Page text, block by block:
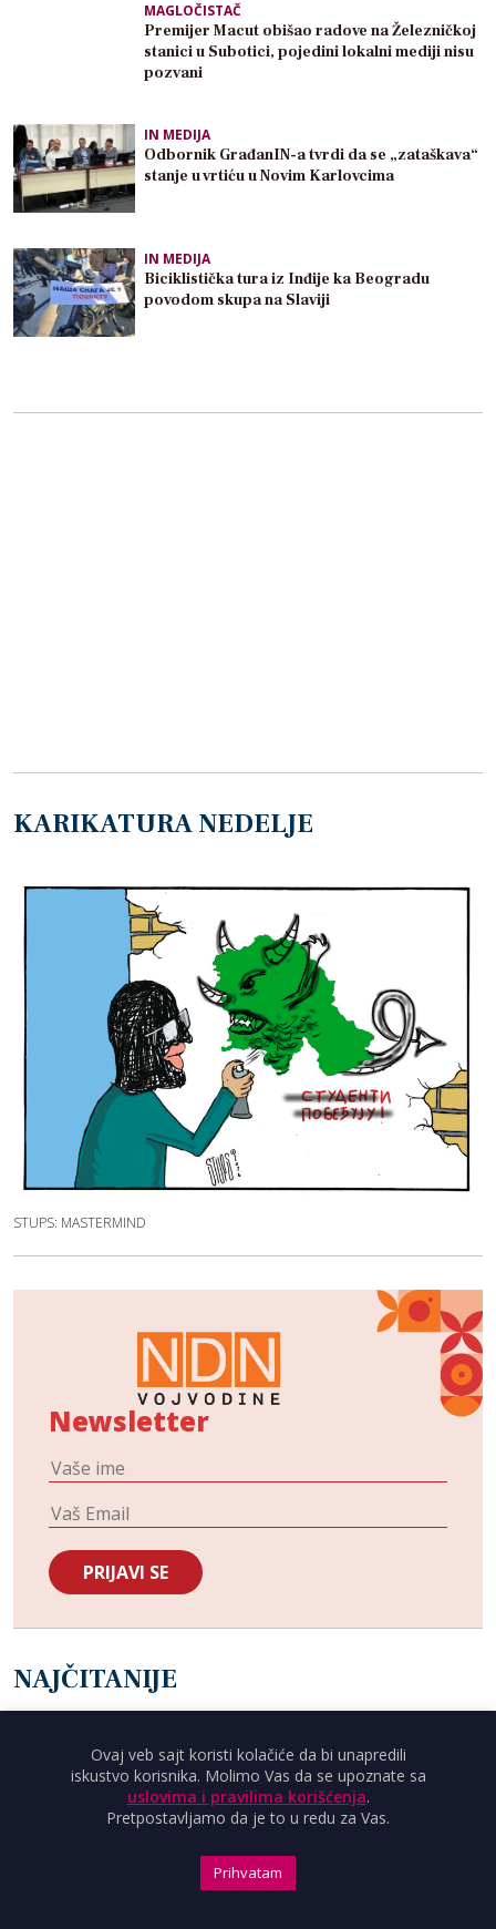
MAGLOČISTAČ
Premijer Macut obišao radove na Železničkoj
stanici u Subotici, pojedini lokalni mediji nisu
pozvani
IN MEDIJA
Odbornik GrađanIN-a tvrdi da se „zataškava“
stanje u vrtiću u Novim Karlovcima
IN MEDIJA
Biciklistička tura iz Inđije ka Beogradu
povodom skupa na Slaviji
KARIKATURA NEDELJE
STUPS: MASTERMIND
Newsletter
NAJČITANIJE
U petak u Srebrenici međunarodna konferencija o
proučavanju genocida
Ovaj veb sajt koristi kolačiće da bi unapredili
iskustvo korisnika. Molimo Vas da se upoznate sa
uslovima i pravilima korišćenja.
Pretpostavljamo da je to u redu za Vas.
Prihvatam